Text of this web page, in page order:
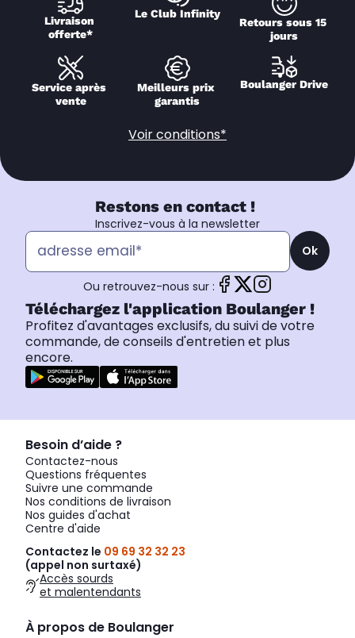
Livraison
offerte*
Le Club Infinity
Retours sous 15
jours
Service après
vente
Meilleurs prix
garantis
Boulanger Drive
Voir conditions*
Restons en contact !
Inscrivez-vous à la newsletter
Ok
Ou retrouvez-nous sur :
Téléchargez l'application Boulanger !
Profitez d'avantages exclusifs, du suivi de votre
commande, de conseils d'entretien et plus
encore.
Besoin d’aide ?
Contactez-nous
Questions fréquentes
Suivre une commande
Nos conditions de livraison
Nos guides d'achat
Centre d'aide
Contactez le 09 69 32 32 23
(appel non surtaxé)
Accès sourds
et malentendants
À propos de Boulanger